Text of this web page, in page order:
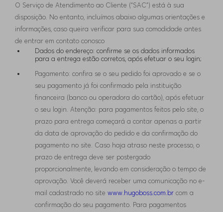
O Serviço de Atendimento ao Cliente (“SAC”) está à sua
disposição. No entanto, incluímos abaixo algumas orientações e
informações, caso queira verificar para sua comodidade antes
de entrar em contato conosco
Dados do endereço: confirme se os dados informados
para a entrega estão corretos, após efetuar o seu login;
Pagamento: confira se o seu pedido foi aprovado e se o
seu pagamento já foi confirmado pela instituição
financeira (banco ou operadora do cartão), após efetuar
o seu login. Atenção: para pagamentos feitos pelo site, o
prazo para entrega começará a contar apenas a partir
da data de aprovação do pedido e da confirmação do
pagamento no site. Caso haja atraso neste processo, o
prazo de entrega deve ser postergado
proporcionalmente, levando em consideração o tempo de
aprovação. Você deverá receber uma comunicação no e-
mail cadastrado no site www.hugoboss.com.br com a
confirmação do seu pagamento. Para pagamentos